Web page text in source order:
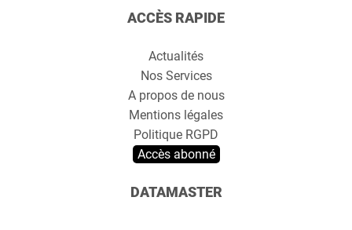
ACCÈS RAPIDE
Actualités
Nos Services
A propos de nous
Mentions légales
Politique RGPD
Accès abonné
DATAMASTER